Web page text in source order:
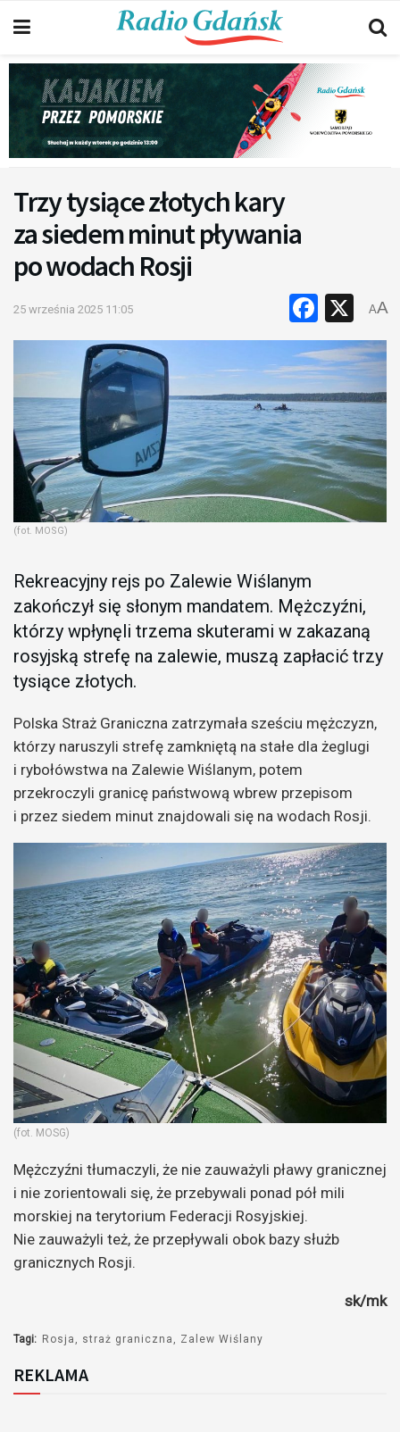
Trzy tysiące złotych kary
za siedem minut pływania
po wodach Rosji
25 września 2025 11:05 X
AA
(fot. MOSG)
Rekreacyjny rejs po Zalewie Wiślanym
zakończył się słonym mandatem. Mężczyźni,
którzy wpłynęli trzema skuterami w zakazaną
rosyjską strefę na zalewie, muszą zapłacić trzy
tysiące złotych.
Polska Straż Graniczna zatrzymała sześciu mężczyzn,
którzy naruszyli strefę zamkniętą na stałe dla żeglugi
i rybołówstwa na Zalewie Wiślanym, potem
przekroczyli granicę państwową wbrew przepisom
i przez siedem minut znajdowali się na wodach Rosji.
(fot. MOSG)
Mężczyźni tłumaczyli, że nie zauważyli pławy granicznej
i nie zorientowali się, że przebywali ponad pół mili
morskiej na terytorium Federacji Rosyjskiej.
Nie zauważyli też, że przepływali obok bazy służb
granicznych Rosji.
sk/mk
Tagi: Rosja straż graniczna Zalew Wiślany
REKLAMA